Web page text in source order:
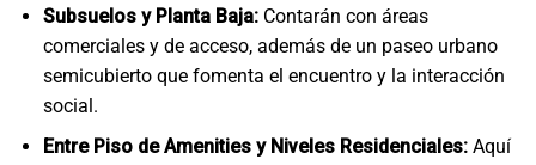
Subsuelos y Planta Baja:Contarán con áreas
comerciales y de acceso, además de un paseo urbano
semicubierto que fomenta el encuentro y la interacción
social.
Entre Piso de Amenities y Niveles Residenciales:Aquí